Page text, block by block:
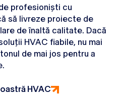
profesioniști cu
să livreze proiecte de
de înaltă calitate. Dacă
HVAC fiabile, nu mai
de mai jos pentru a
HVAC